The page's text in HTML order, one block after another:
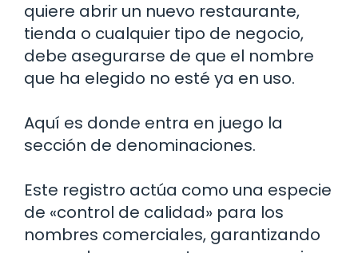
quiere abrir un nuevo restaurante,
tienda o cualquier tipo de negocio,
debe asegurarse de que el nombre
que ha elegido no esté ya en uso.
Aquí es donde entra en juego la
sección de denominaciones.
Este registro actúa como una especie
de «control de calidad» para los
nombres comerciales, garantizando